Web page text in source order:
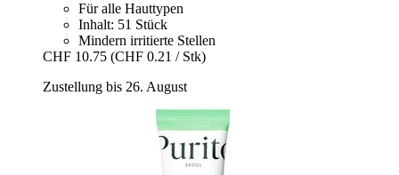
Für alle Hauttypen
Inhalt: 51 Stück
Mindern irritierte Stellen
CHF 10.75 (CHF 0.21 / Stk)
Zustellung bis 26. August